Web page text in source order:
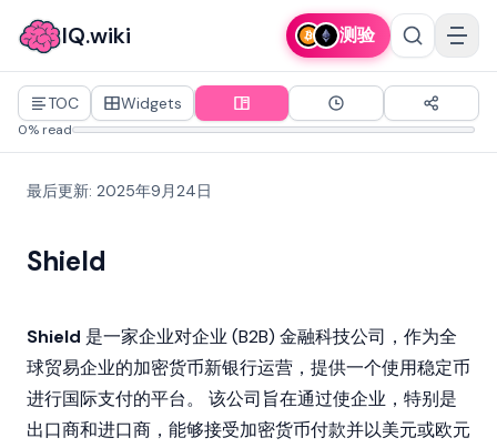
IQ.wiki 测验
TOC Widgets
0% read
最后更新: 2025年9月24日
Shield
Shield 是一家企业对企业 (B2B) 金融科技公司，作为全
球贸易企业的加密货币新银行运营，提供一个使用稳定币
进行国际支付的平台。 该公司旨在通过使企业，特别是
出口商和进口商，能够接受加密货币付款并以美元或欧元